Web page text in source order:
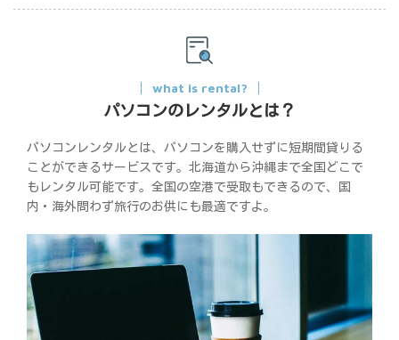
what is rental?
パソコンのレンタルとは？
パソコンレンタルとは、パソコンを購入せずに短期間貸りる
ことができるサービスです。北海道から沖縄まで全国どこで
もレンタル可能です。全国の空港で受取もできるので、国
内・海外問わず旅行のお供にも最適ですよ。